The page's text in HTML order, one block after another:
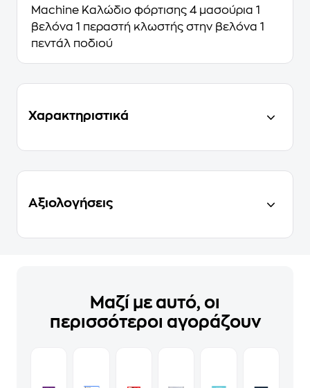
Machine Καλώδιο φόρτισης 4 μασούρια 1
βελόνα 1 περαστή κλωστής στην βελόνα 1
πεντάλ ποδιού
Χαρακτηριστικά
Αξιολογήσεις
Μαζί με αυτό, οι
περισσότεροι αγοράζουν